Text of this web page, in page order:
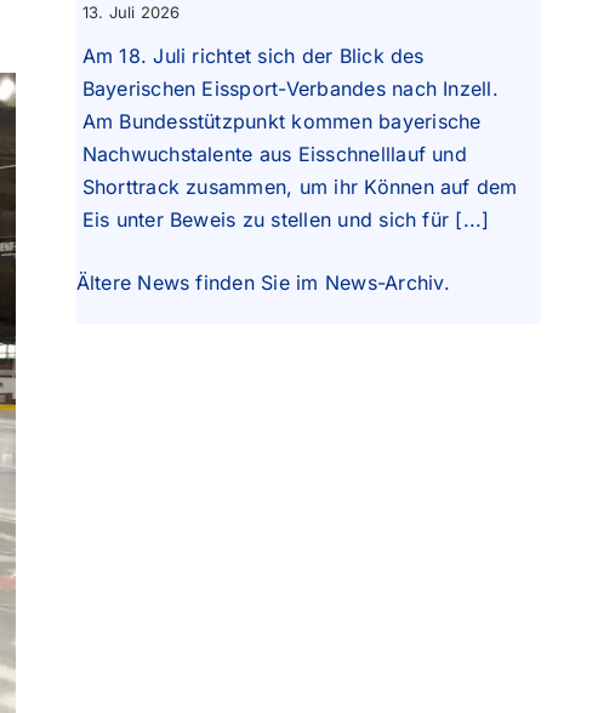
13. Juli 2026
Am 18. Juli richtet sich der Blick des
Bayerischen Eissport-Verbandes nach Inzell.
Am Bundesstützpunkt kommen bayerische
Nachwuchstalente aus Eisschnelllauf und
Shorttrack zusammen, um ihr Können auf dem
Eis unter Beweis zu stellen und sich für [...]
Ältere News finden Sie im News-Archiv.